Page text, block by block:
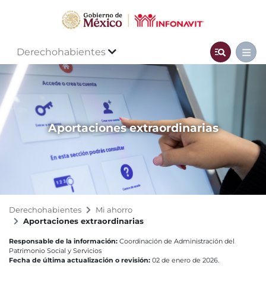
Derechohabientes
Aportaciones extraordinarias
Derechohabientes
Mi ahorro
Aportaciones extraordinarias
Responsable de la información: Coordinación de Administración del
Patrimonio Social y Servicios
Fecha de última actualización o revisión: 02 de enero de 2026.